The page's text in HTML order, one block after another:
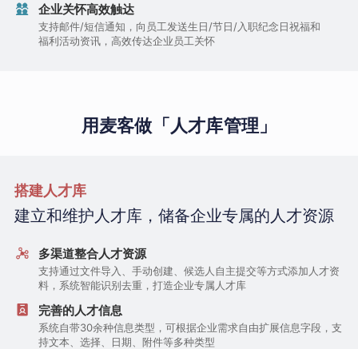
企业关怀高效触达
支持邮件/短信通知，向员工发送生日/节日/入职纪念日祝福和
福利活动资讯，高效传达企业员工关怀
用麦客做「人才库管理」
搭建人才库
建立和维护人才库，储备企业专属的人才资源
多渠道整合人才资源
支持通过文件导入、手动创建、候选人自主提交等方式添加人才资
料，系统智能识别去重，打造企业专属人才库
完善的人才信息
系统自带30余种信息类型，可根据企业需求自由扩展信息字段，支
持文本、选择、日期、附件等多种类型